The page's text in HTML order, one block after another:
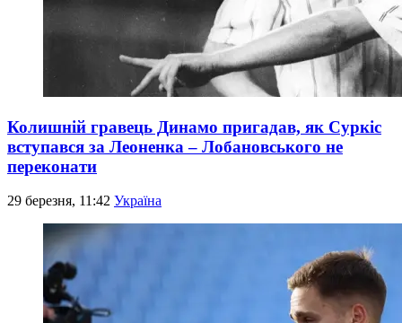
Колишній гравець Динамо пригадав, як Суркіс
вступався за Леоненка – Лобановського не
переконати
29 березня, 11:42 Україна